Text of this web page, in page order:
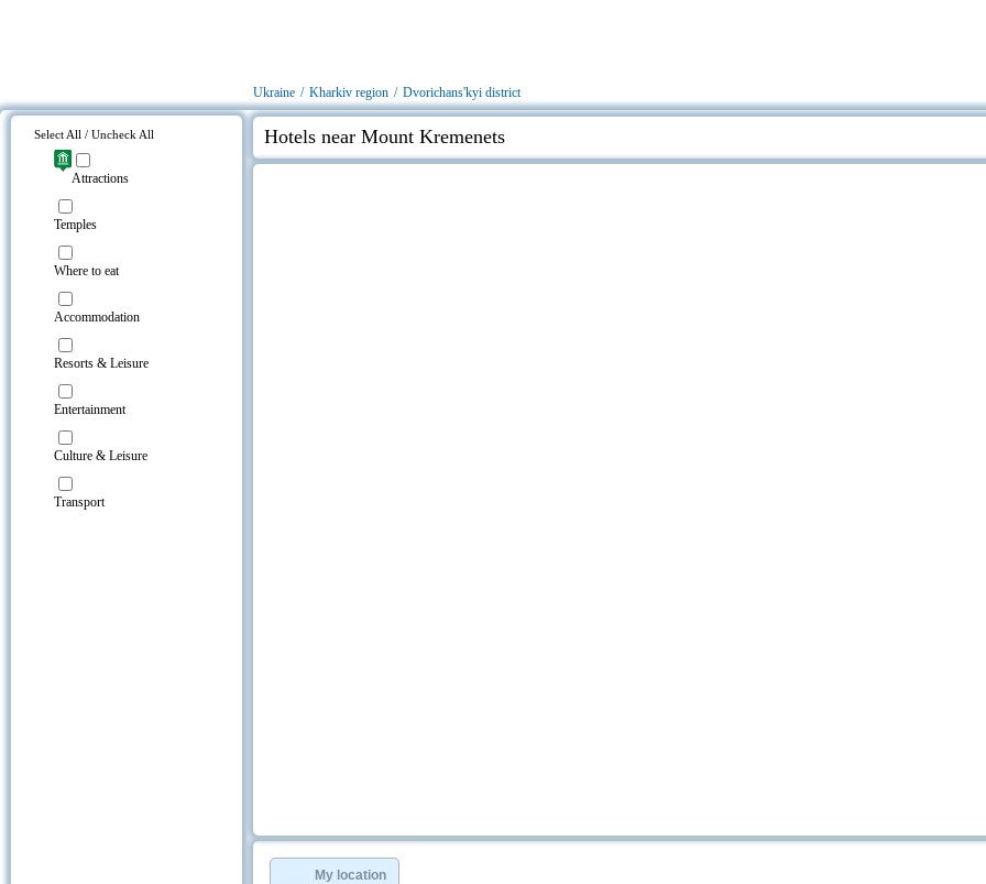
Ukraine / Kharkiv region / Dvorichаns'kyi district
Select All / Uncheck All
Attractions
Temples
Where to eat
Accommodation
Resorts & Leisure
Entertainment
Culture & Leisure
Transport
Hotels near Mount Kremenets
My location